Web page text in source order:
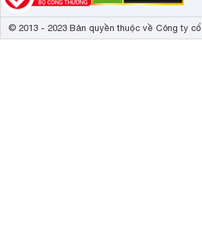
© 2013 - 2023 Bản quyền thuộc về Công ty cổ